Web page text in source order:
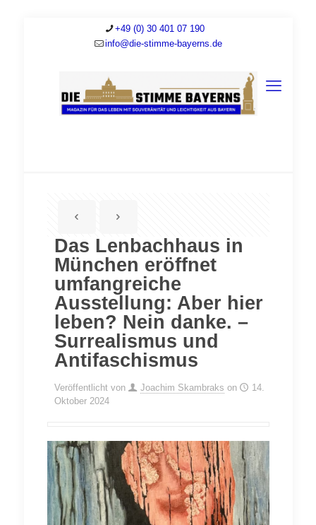
+49 (0) 30 401 07 190
info@die-stimme-bayerns.de
Das Lenbachhaus in
München eröffnet
umfangreiche
Ausstellung: Aber hier
leben? Nein danke. –
Surrealismus und
Antifaschismus
Veröffentlicht von Joachim Skambraks on
14.
Oktober 2024